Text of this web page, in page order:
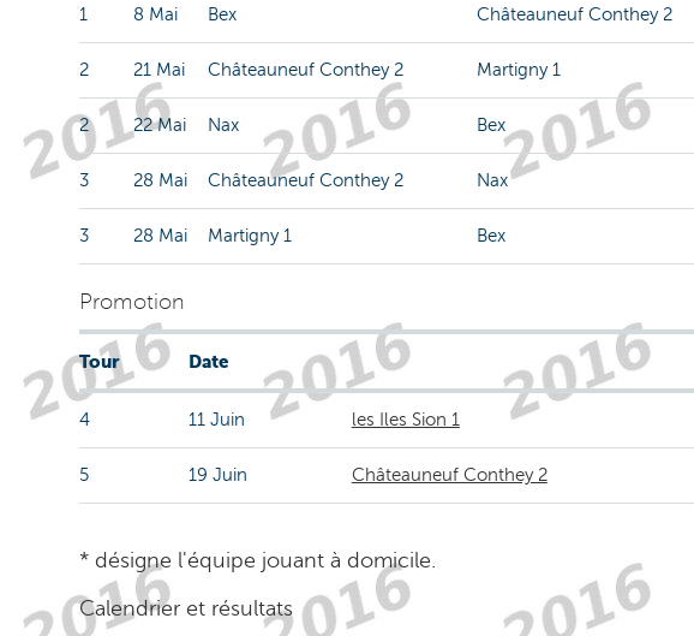
1 8 Mai Bex Châteauneuf Conthey 2
2 21 Mai Châteauneuf Conthey 2 Martigny 1
2 22 Mai Nax Bex
3 28 Mai Châteauneuf Conthey 2 Nax
3 28 Mai Martigny 1 Bex
Promotion
Tour Date
4 11 Juin les Iles Sion 1
5 19 Juin Châteauneuf Conthey 2
* désigne l'équipe jouant à domicile.
Calendrier et résultats